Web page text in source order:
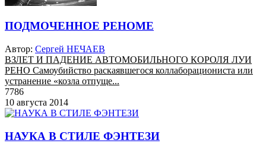
ПОДМОЧЕННОЕ РЕНОМЕ
Автор: Сергей НЕЧАЕВ
ВЗЛЕТ И ПАДЕНИЕ АВТОМОБИЛЬНОГО КОРОЛЯ ЛУИ
РЕНО Самоубийство раскаявшегося коллаборациониста или
устранение «козла отпуще...
7786
10 августа 2014
НАУКА В СТИЛЕ ФЭНТЕЗИ